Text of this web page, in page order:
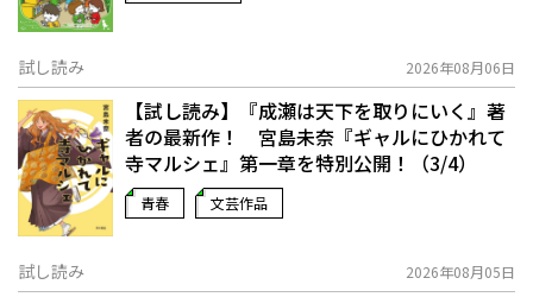
試し読み 2026年08月06日
【試し読み】『成瀬は天下を取りにいく』著
者の最新作！ 宮島未奈『ギャルにひかれて
寺マルシェ』第一章を特別公開！（3/4）
青春 文芸作品
試し読み 2026年08月05日